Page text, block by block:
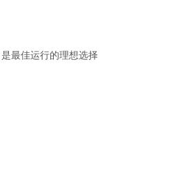
最佳运行的理想选择